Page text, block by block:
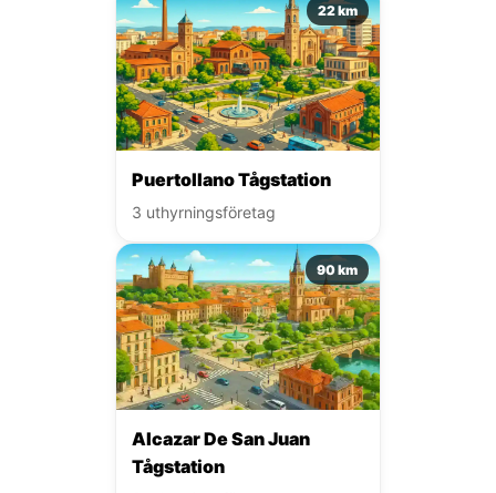
22 km
Puertollano Tågstation
3 uthyrningsföretag
90 km
Alcazar De San Juan
Tågstation